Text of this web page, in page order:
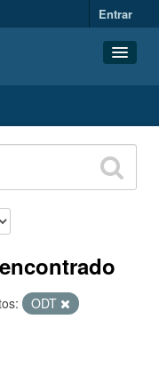
Entrar
ODT